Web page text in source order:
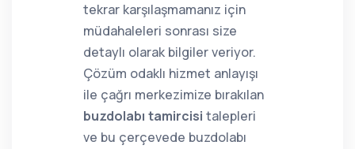
tekrar karşılaşmamanız için
müdahaleleri sonrası size
detaylı olarak bilgiler veriyor.
Çözüm odaklı hizmet anlayışı
ile çağrı merkezimize bırakılan
buzdolabı tamircisi talepleri
ve bu çerçevede buzdolabı